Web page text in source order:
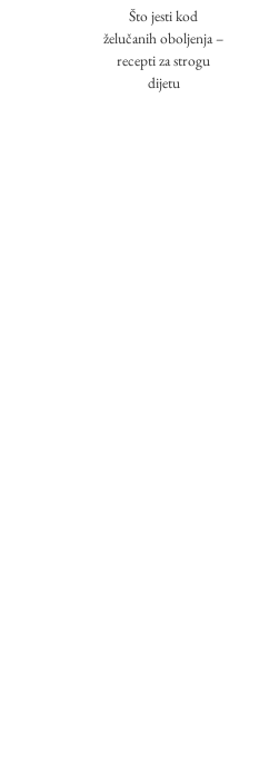
Što jesti kod
želučanih oboljenja –
recepti za strogu
dijetu